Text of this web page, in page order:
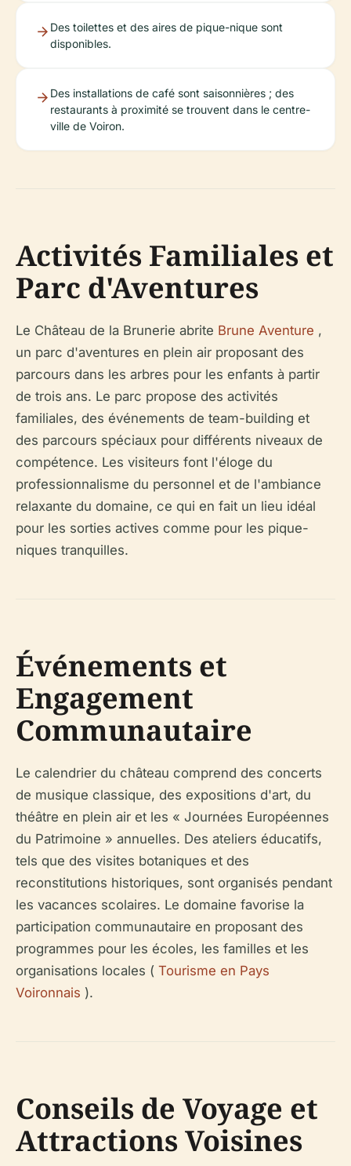
Des toilettes et des aires de pique-nique sont
disponibles.
Des installations de café sont saisonnières ; des
restaurants à proximité se trouvent dans le centre-
ville de Voiron.
Activités Familiales et
Parc d'Aventures
Le Château de la Brunerie abrite Brune Aventure ,
un parc d'aventures en plein air proposant des
parcours dans les arbres pour les enfants à partir
de trois ans. Le parc propose des activités
familiales, des événements de team-building et
des parcours spéciaux pour différents niveaux de
compétence. Les visiteurs font l'éloge du
professionnalisme du personnel et de l'ambiance
relaxante du domaine, ce qui en fait un lieu idéal
pour les sorties actives comme pour les pique-
niques tranquilles.
Événements et
Engagement
Communautaire
Le calendrier du château comprend des concerts
de musique classique, des expositions d'art, du
théâtre en plein air et les « Journées Européennes
du Patrimoine » annuelles. Des ateliers éducatifs,
tels que des visites botaniques et des
reconstitutions historiques, sont organisés pendant
les vacances scolaires. Le domaine favorise la
participation communautaire en proposant des
programmes pour les écoles, les familles et les
organisations locales ( Tourisme en Pays
Voironnais ).
Conseils de Voyage et
Attractions Voisines